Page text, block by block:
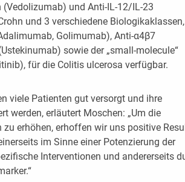
und Anti-IL-12/IL-23
und 3 verschiedene Biologikaklassen,
Golimumab), Anti-α4β7
sowie der „small-molecule“
für die Colitis ulcerosa verfügbar.
viele Patienten gut versorgt und ihre
werden, erläutert Moschen: „Um die
erhöhen, erhoffen wir uns positive
im Sinne einer Potenzierung der
Interventionen und andererseits